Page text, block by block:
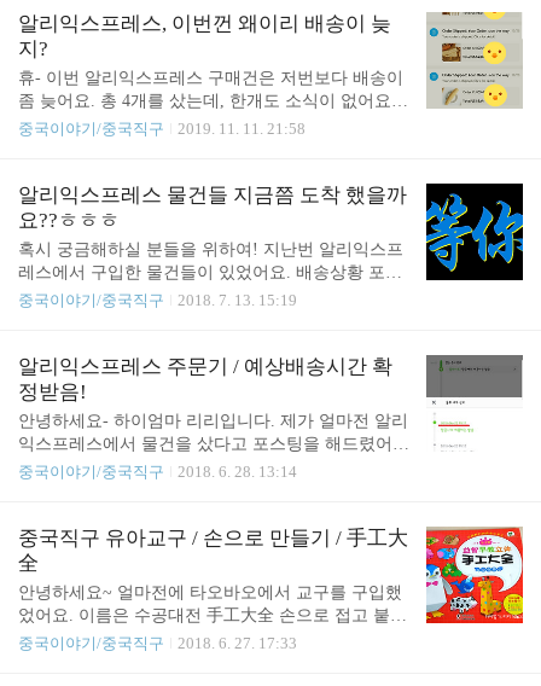
으로 접는다) (참고로 B版은 --- 선을 바깥쪽으로 접
고, -ㅡ-ㅡ 선을 안쪽으로 ..
같아용 첫번째. 친환경 수세미. 4개 주문했는데 이렇
게 한개씩 개별포장이 다 되어있네요. (개별포장은
안해줘도되는데... 친환경인데 좀 아쉬웠네요) 이렇
게 길게 왔구요, 부피때문에 그런지 한쪽이 접혀서
왔어요. 어차피 물 묻히면 바로 펴져서 쓰는데는 지
장 없구요, 가위로 잘라서 취향껏 쓰면 되서 좋네요^
만족해요. 그런데 넓은을 닦을때는 좀 작게 느껴질수
도 있어서 전 다음에는 넓게 만들어놓은 수세미도 사
볼까 ..
알리익스프레스, 이번껀 왜이리 배송이 늦
지?
휴- 이번 알리익스프레스 구매건은 저번보다 배송이
좀 늦어요. 총 4개를 샀는데, 한개도 소식이 없어요.
배송은 정말 케바케인거같아요. 10월 20일~30일에결
려요 그런데 어떤건 2주만에 도착하기도 하거든요.
무료배송짜리였음에도 불구하고말이죠. 휴 기다립시
다. 기다리는자에게 복이 있을........
중국이야기/중국직구 2019. 11. 11. 21:58
알리익스프레스 물건들 지금쯤 도착 했을까
요??ㅎㅎㅎ
혹시 궁금해하실 분들을 위하여! 지난번 알리익스프
레스에서 구입한 물건들이 있었어요. 배송상황 포스
팅도 해드렸는데요,▼▼ 알리익스프레스 주문기 / 예
니.요.~~ 안왔어요. 오면 바로 포스팅 올릴게요^^ 알
리익스프레스는 기다림 입니다. 이 포스팅이 도움이
되셨다면 "공감♡"을 눌러주세요. 큰 힘이 됩니다^^
谢谢 ! *알리익스프레스 구입 포스팅* 알리익스프레
스에서 마스킹테이프, 필통 구입~! / 좌표있어요 /
중국이야기/중국직구 2018. 7. 13. 15:19
알리익스프레스 주문기 / 예상배송시간 확
정받음!
안녕하세요- 하이엄마 리리입니다. 제가 얼마전 알리
익스프레스에서 물건을 샀다고 포스팅을 해드렸어
요. 저도 기억하고, 처음 주문하시는분들의 궁금증도
보이세요?? 6/24에 결재했는데 예상배송시간은 7/13~
7/31 . 하하하 '항공사가 허용하는 발송' 이라는데. 대
체 언제 허용해줄건지 모르겠어요 ㅎㅎ 이렇게 알리
익스프레스는 '기다림'이 필수랍니다. ^^ 이번에 제가
구매한 물건이 무엇인지 궁금하시다면 아래 포스팅
을 참고해주세요.▼▼ 알리익스프레스에서 물품 구
중국이야기/중국직구 2018. 6. 28. 13:14
중국직구 유아교구 / 손으로 만들기 / 手工大
全
안녕하세요~ 얼마전에 타오바오에서 교구를 구입했
었어요. 이름은 수공대전 手工大全 손으로 접고 붙여
서 만드는 놀이에요. 그동안은 하이가 크게 관심을
중국이야기/중국직구 2018. 6. 27. 17:33